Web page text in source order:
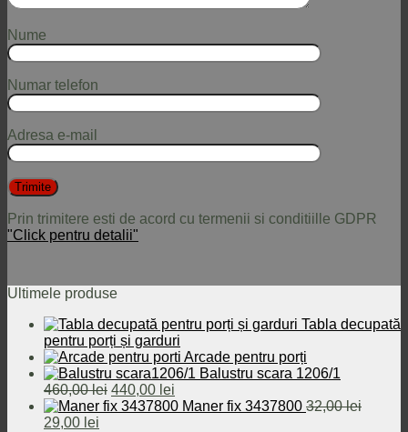
Nume
Numar telefon
Adresa e-mail
Prin trimitere esti de acord cu termenii si conditiille GDPR
"Click pentru detalii"
Ultimele produse
Tabla decupată
pentru porți și garduri
Arcade pentru porți
Balustru scara 1206/1
460,00lei Prețul
inițial
440,00 lei
curent
Maner fix 3437800 32,00lei
Prețul
29,00 lei